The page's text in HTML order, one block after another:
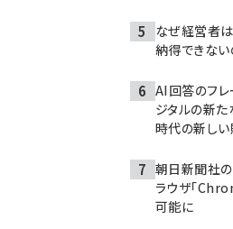
なぜ経営者
納得できない
AI回答のフレ
ジタルの新た
時代の新しい
朝日新聞社
ラウザ「
可能に